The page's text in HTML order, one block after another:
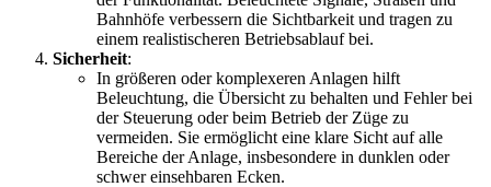
Bahnhöfe verbessern die Sichtbarkeit und tragen zu
einem realistischeren Betriebsablauf bei.
Sicherheit:
In größeren oder komplexeren Anlagen hilft
Beleuchtung, die Übersicht zu behalten und Fehler bei
der Steuerung oder beim Betrieb der Züge zu
vermeiden. Sie ermöglicht eine klare Sicht auf alle
Bereiche der Anlage, insbesondere in dunklen oder
schwer einsehbaren Ecken.